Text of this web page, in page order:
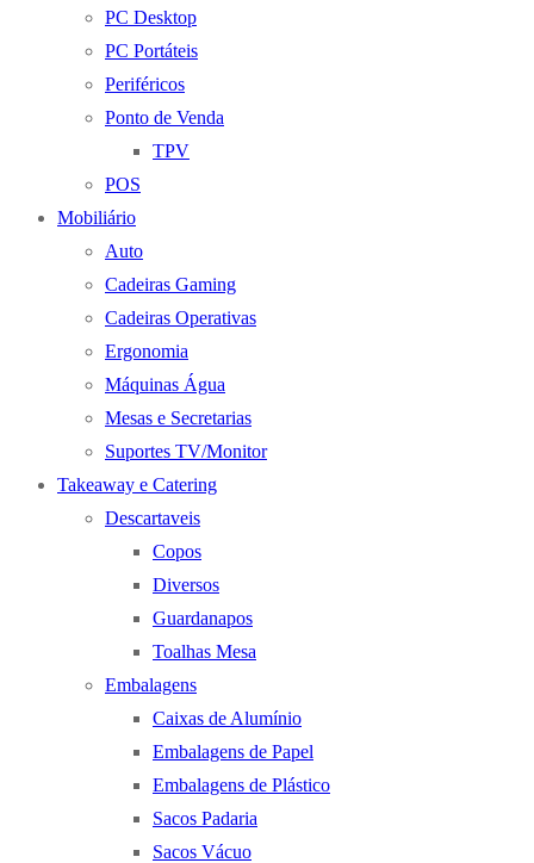
PC Desktop
PC Portáteis
Periféricos
Ponto de Venda
TPV
POS
Mobiliário
Auto
Cadeiras Gaming
Cadeiras Operativas
Ergonomia
Máquinas Água
Mesas e Secretarias
Suportes TV/Monitor
Takeaway e Catering
Descartaveis
Copos
Diversos
Guardanapos
Toalhas Mesa
Embalagens
Caixas de Alumínio
Embalagens de Papel
Embalagens de Plástico
Sacos Padaria
Sacos Vácuo